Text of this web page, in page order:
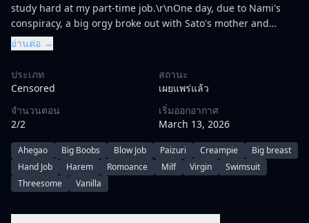
study hard at my part-time job.\r\nOne day, due to Nami's
conspiracy, a big orgy broke out with Sato's mother and
daughter, Kumagai's mother and daughter, and even seniors
!?
อ่านต่อ →
ประเภท
Censored
สถานะ
เผยแพร่แล้ว
จำนวนตอน
2/2
เริ่มออกอากาศ
March 13, 2026
Ahegao Big Boobs Blow Job Paizuri Creampie
Big breast
Hand Job
Harem Romoance Milf Virgin
Swimsuit
Threesome
Vanilla